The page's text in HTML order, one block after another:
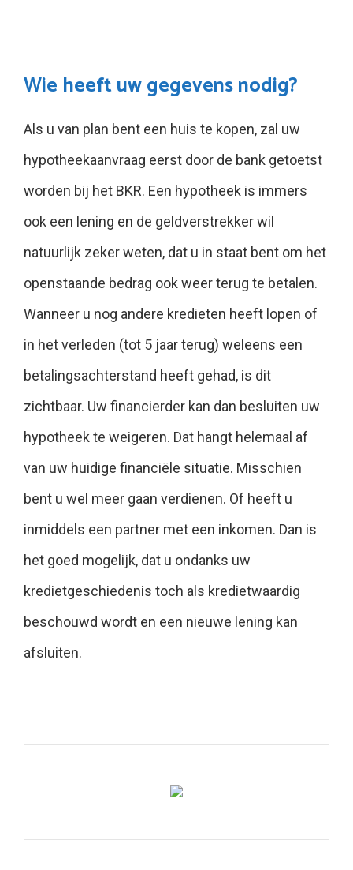
Wie heeft uw gegevens nodig?
Als u van plan bent een huis te kopen, zal uw
hypotheekaanvraag eerst door de bank getoetst
worden bij het BKR. Een hypotheek is immers
ook een lening en de geldverstrekker wil
natuurlijk zeker weten, dat u in staat bent om het
openstaande bedrag ook weer terug te betalen.
Wanneer u nog andere kredieten heeft lopen of
in het verleden (tot 5 jaar terug) weleens een
betalingsachterstand heeft gehad, is dit
zichtbaar. Uw financierder kan dan besluiten uw
hypotheek te weigeren. Dat hangt helemaal af
van uw huidige financiële situatie. Misschien
bent u wel meer gaan verdienen. Of heeft u
inmiddels een partner met een inkomen. Dan is
het goed mogelijk, dat u ondanks uw
kredietgeschiedenis toch als kredietwaardig
beschouwd wordt en een nieuwe lening kan
afsluiten.